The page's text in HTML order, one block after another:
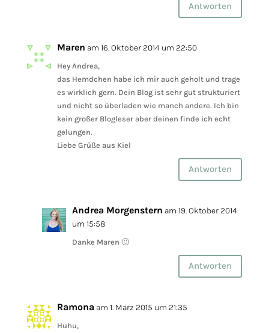
Antworten
Maren am 16. Oktober 2014 um 22:50
Hey Andrea,
das Hemdchen habe ich mir auch geholt und trage
es wirklich gern. Dein Blog ist sehr gut strukturiert
und nicht so überladen wie manch andere. Ich bin
kein großer Blogleser aber deinen finde ich echt
gelungen.
Liebe Grüße aus Kiel
Antworten
Andrea Morgenstern am 19. Oktober 2014
um 15:58
Danke Maren 🙂
Antworten
Ramona am 1. März 2015 um 21:35
Huhu,